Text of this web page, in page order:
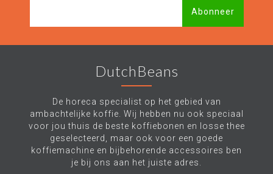
Abonneer
DutchBeans
De horeca specialist op het gebied van
ambachtelijke koffie. Wij hebben nu ook speciaal
voor jou thuis de beste koffiebonen en losse thee
geselecteerd, maar ook voor een goede
koffiemachine en bijbehorende accessoires ben
je bij ons aan het juiste adres.